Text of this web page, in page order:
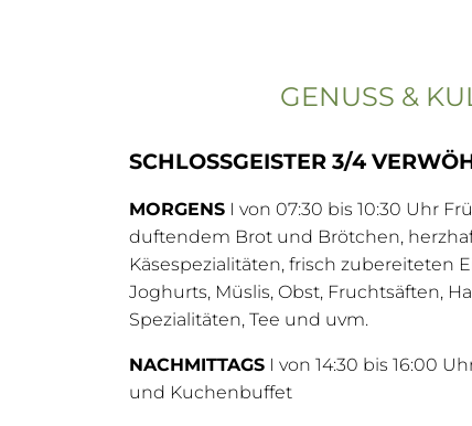
GENUSS &
SCHLOSSGEISTER 3/4
MORGENS I von 07:30 bis 10:30 Uhr
duftendem Brot und Brötchen,
Käsespezialitäten, frisch zubereiteten
Joghurts, Müslis, Obst, Fruchtsäften,
Spezialitäten, Tee und uvm.
NACHMITTAGS I von 14:30 bis 16:00
und Kuchenbuffet